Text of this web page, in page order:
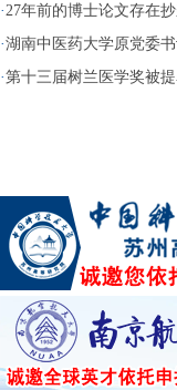
·27年前的博士论文存在
·湖南中医药大学原党委
·第十三届树兰医学奖被